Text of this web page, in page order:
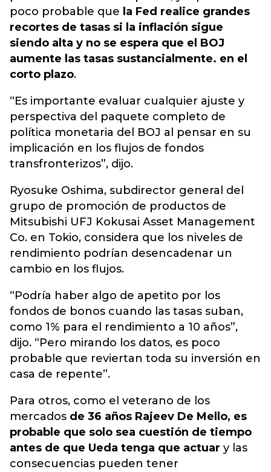
poco probable que la Fed realice grandes
recortes de tasas si la inflación sigue
siendo alta y no se espera que el BOJ
aumente las tasas sustancialmente. en el
corto plazo.
“Es importante evaluar cualquier ajuste y
perspectiva del paquete completo de
política monetaria del BOJ al pensar en su
implicación en los flujos de fondos
transfronterizos”, dijo.
Ryosuke Oshima, subdirector general del
grupo de promoción de productos de
Mitsubishi UFJ Kokusai Asset Management
Co. en Tokio, considera que los niveles de
rendimiento podrían desencadenar un
cambio en los flujos.
“Podría haber algo de apetito por los
fondos de bonos cuando las tasas suban,
como 1% para el rendimiento a 10 años”,
dijo. “Pero mirando los datos, es poco
probable que reviertan toda su inversión en
casa de repente”.
Para otros, como el veterano de los
mercados de 36 años Rajeev De Mello, es
probable que solo sea cuestión de tiempo
antes de que Ueda tenga que actuar y las
consecuencias pueden tener